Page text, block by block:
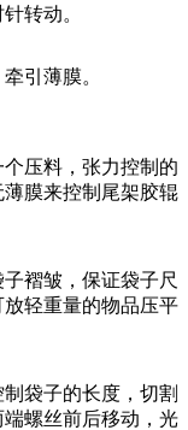
转动。
引薄膜。
压料，张力控制的
膜来控制尾架胶辊
褶皱，保证袋子尺
轻重量的物品压平
袋子的长度，切割
螺丝前后移动，光